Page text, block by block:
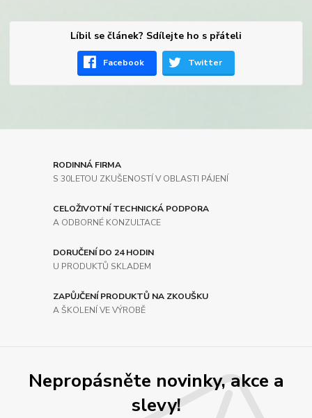
Líbil se článek? Sdílejte ho s přáteli
Facebook Twitter
RODINNÁ FIRMA
S 30LETOU ZKUŠENOSTÍ V OBLASTI PÁJENÍ
CELOŽIVOTNÍ TECHNICKÁ PODPORA
A ODBORNÉ KONZULTACE
DORUČENÍ DO 24 HODIN
U PRODUKTŮ SKLADEM
ZAPŮJČENÍ PRODUKTŮ NA ZKOUŠKU
A ŠKOLENÍ VE VÝROBĚ
Nepropásněte novinky, akce a
slevy!